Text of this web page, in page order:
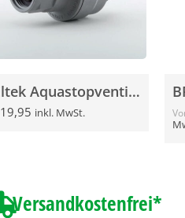
Eltek Aquastopventil Wasserstop
19,95 inkl. MwSt.
Versandkostenfrei*